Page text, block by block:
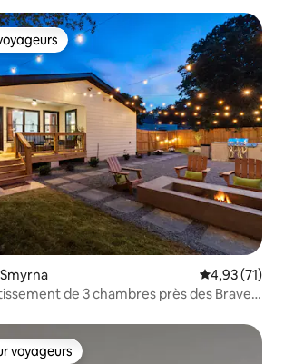
Évaluation
4,93 (71)
de 3 chambres près des Braves,
les plus appréciés
voyageurs